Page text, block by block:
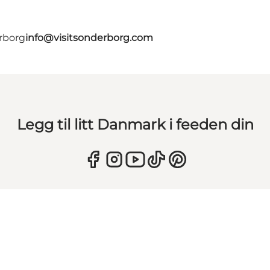
info@visitsonderborg.com
Legg til litt Danmark i feeden din